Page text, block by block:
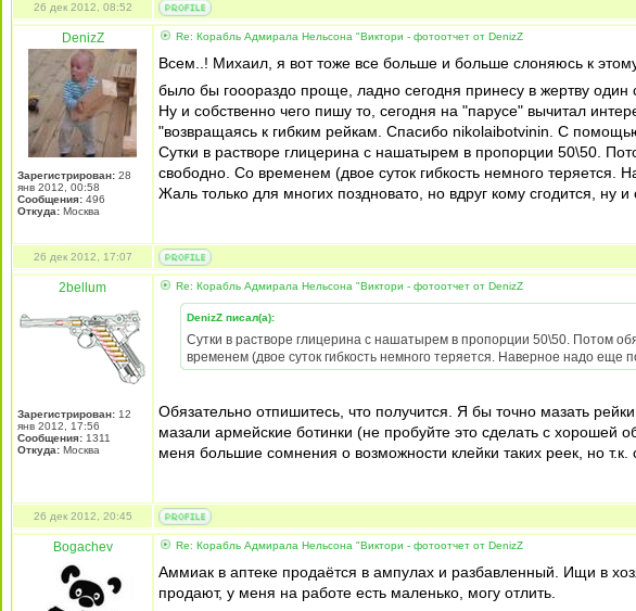
26 дек 2012, 08:52
DenizZ
Зарегистрирован: 28
янв 2012, 00:58
Сообщения: 496
Откуда: Москва
Re: Корабль Адмирала Нельсона "Виктори - фотоотчет от DenizZ
Всем..! Михаил, я вот тоже все больше и больше слоняюсь к
было бы гооораздо проще, ладно сегодня принесу в жертву один
Ну и собственно чего пишу то, сегодня на "парусе" вычитал
"возвращаясь к гибким рейкам. Спасибо nikolaibotvinin. С
Сутки в растворе глицерина с нашатырем в пропорции 50\50.
свободно. Со временем (двое суток гибкость немного теряется.
Жаль только для многих поздновато, но вдруг кому сгодится, ну
26 дек 2012, 17:07
2bellum
Зарегистрирован: 12
янв 2012, 17:56
Сообщения: 1311
Откуда: Москва
Re: Корабль Адмирала Нельсона "Виктори - фотоотчет от DenizZ
DenizZ писал(а):
Сутки в растворе глицерина с нашатырем в пропорции 50\50. Потом
временем (двое суток гибкость немного теряется. Наверное надо еще
Обязательно отпишитесь, что получится. Я бы точно мазать
мазали армейские ботинки (не пробуйте это сделать с хорошей
меня большие сомнения о возможности клейки таких реек, но т.к.
26 дек 2012, 20:45
Bogachev Re: Корабль Адмирала Нельсона "Виктори - фотоотчет от DenizZ
Аммиак в аптеке продаётся в ампулах и разбавленный. Ищи в
продают, у меня на работе есть маленько, могу отлить.